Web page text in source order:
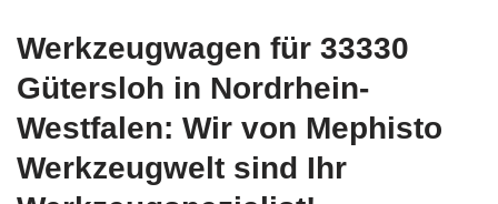
Werkzeugwagen für 33330
Gütersloh in Nordrhein-
Westfalen: Wir von Mephisto
Werkzeugwelt sind Ihr